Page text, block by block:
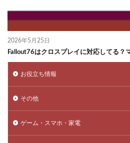
2026年5月25日
Fallout76はクロスプレイに対応してる？
お役立ち情報
その他
ゲーム・スマホ・家電